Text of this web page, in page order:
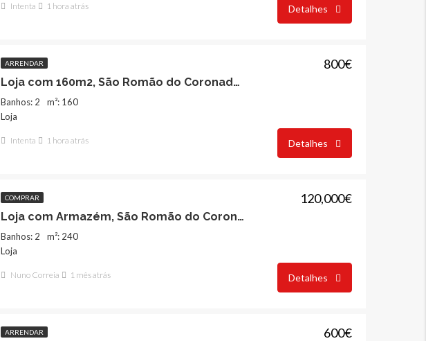
Intenta 1 hora atrás Detalhes
ARRENDAR
Loja com 160m2, São Romão do Coronado, Trofa
Banhos: 2
m²: 160
Loja
Intenta 1 hora atrás
800€
Detalhes
COMPRAR
Loja com Armazém, São Romão do Coronado, Trofa
Banhos: 2
m²: 240
Loja
Nuno Correia 1 mês atrás
120,000€
Detalhes
ARRENDAR 600€